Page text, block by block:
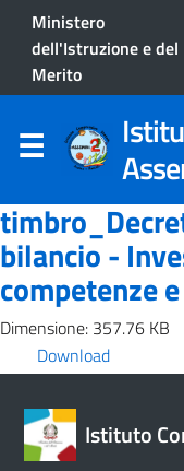
Ministero
dell'Istruzione e del
Merito
bilancio -
competenze
Dimensione: 357.76 KB
Download
Istituto